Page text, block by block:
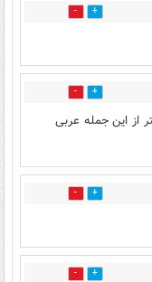
0
0
از این جمله عربی
0
0